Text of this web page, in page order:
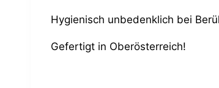
Hygienisch unbedenklich bei
Gefertigt in Oberösterreich!